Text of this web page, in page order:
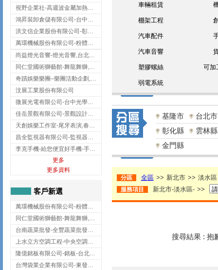
視野企業社-高週波金屬加熱設備,彰化高週波金屬加熱設備
鴻昇裝卸倉儲有限公司-台中貨櫃裝卸
洪文信企業股份有限公司-彰化鋅合金鑄造,彰化五金加工,彰化五金配件
萬環機械股份有限公司-粉體塗裝設備,輸送機,輸送機設備,台南輸送機
尚益燈光音響-燈光音響,台北燈光音響,台北燈光音響出租
同仁堂國術獅藝館-舞龍舞獅,台中舞龍舞獅
奇蹟娛樂樂團–樂團活動企劃,台中樂團表演,台中婚禮樂團
汶展工業股份有限公司
微展光電有限公司-台中光學鍍膜,optical filter taiwan,台灣光學鍍膜
佳岳景觀有限公司-景觀設計公司,台北景觀設計,台北景觀工程,中山區景觀設計
天創娛樂工作室-尾牙表演,春酒表演,板橋尾牙表演
昌全監視器有限公司-監視器安裝,高雄監視器安裝,鳳山區監視器安裝
李克手機-給您便宜好手機-手機收購,屏東手機收購
更多
更多資料
客戶新選
萬環機械股份有限公司-粉體塗裝設備,輸送機,輸送機設備,台南輸送機
同仁堂國術獅藝館-舞龍舞獅,台中舞龍舞獅
台南蔬菜批發-全豐蔬菜批發專送/台南蔬菜箱宅配到府
上水立方空調工程-中央空調規劃,台北中央空調規劃
隆億銘板有限公司-銘板-台北銘板-板橋銘板
台灣袋業企業有限公司-東發企業社/台中太空袋/太空包
車輛租賃
棚架工程
汽車配件
汽車音響
塑膠螺絲 可加
弱電系統
基隆市
台北市
彰化縣
雲林縣
金門縣
分區 全區 >> 新北市 >> 淡水區
服務項目 新北市-淡水區- >>
搜尋結果 : 抱